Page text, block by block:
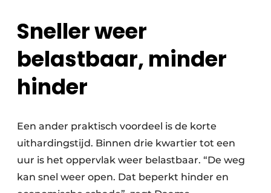
Sneller weer
belastbaar, minder
hinder
Een ander praktisch voordeel is de korte
uithardingstijd. Binnen drie kwartier tot een
uur is het oppervlak weer belastbaar. “De weg
kan snel weer open. Dat beperkt hinder en